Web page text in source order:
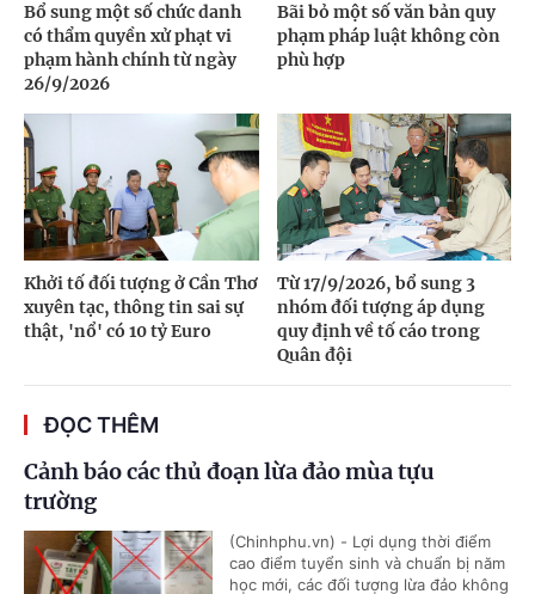
Bổ sung một số chức danh
có thẩm quyền xử phạt vi
phạm hành chính từ ngày
26/9/2026
Bãi bỏ một số văn bản quy
phạm pháp luật không còn
phù hợp
Khởi tố đối tượng ở Cần Thơ
xuyên tạc, thông tin sai sự
thật, 'nổ' có 10 tỷ Euro
Từ 17/9/2026, bổ sung 3
nhóm đối tượng áp dụng
quy định về tố cáo trong
Quân đội
ĐỌC THÊM
Cảnh báo các thủ đoạn lừa đảo mùa tựu
trường
(Chinhphu.vn) - Lợi dụng thời điểm
cao điểm tuyển sinh và chuẩn bị năm
học mới, các đối tượng lừa đảo không